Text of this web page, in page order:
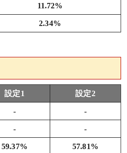
11.72%
2.34%
設定1 設定2
- -
- -
59.37% 57.81%